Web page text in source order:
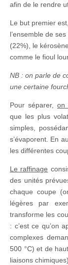
afin de le rendre
Le but premier
l’ensemble de
(22%), le
comme le fioul
NB : on parle de
une certaine
Pour séparer, on
que les plus
simples,
s’évaporent. En
les différentes
Le raffinage
des unités
chaque coupe
légères par
transforme les
: c’est ce qu’on
complexes
500 °C) et de
liaisons